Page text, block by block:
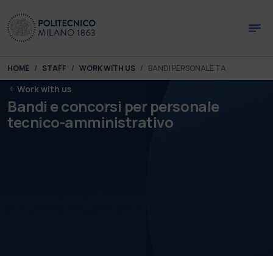
You are here:
HOME STAFF WORK WITH US BANDI PERSONALE TA
Work with us
Bandi e concorsi per personale
tecnico-amministrativo